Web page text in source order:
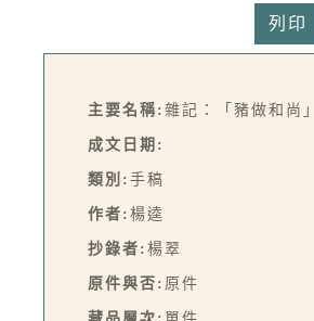
列印
主要名稱: 雜記：「豬做和尚」
成文日期:
類別: 手稿
作者: 楊逵
抄錄者: 楊翠
原件與否: 原件